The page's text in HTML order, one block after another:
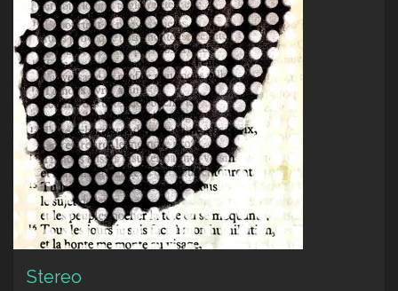
Stereo